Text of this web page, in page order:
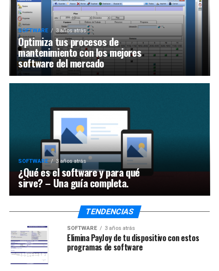
SOFTWARE 3 años atrás
Optimiza tus procesos de
mantenimiento con los mejores
software del mercado
SOFTWARE 3 años atrás
¿Qué es el software y para qué
sirve? – Una guía completa.
TENDENCIAS
SOFTWARE 3 años atrás
Elimina PayJoy de tu dispositivo con estos
programas de software